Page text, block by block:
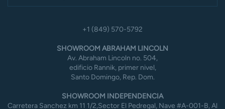
+1 (849) 570-5792
SHOWROOM ABRAHAM LINCOLN
Av. Abraham Lincoln no. 504,
edificio Rannik, primer nivel,
Santo Domingo, Rep. Dom.
SHOWROOM INDEPENDENCIA
Carretera Sanchez km 11 1/2,Sector El Pedregal, Nave #A-001-B, Al